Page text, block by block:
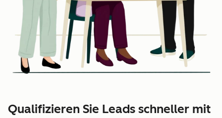
Qualifizieren Sie Leads schneller mit